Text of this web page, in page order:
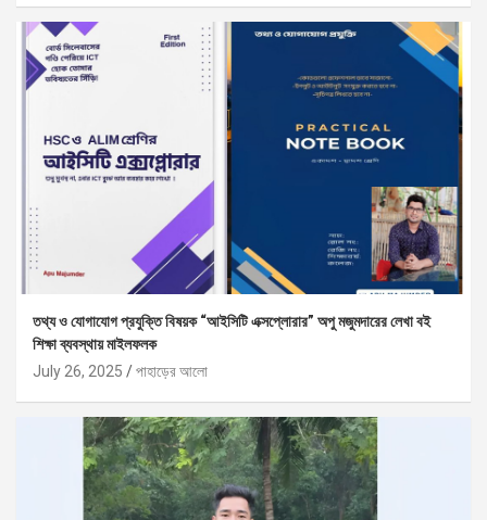
তথ্য ও যোগাযোগ প্রযুক্তি বিষয়ক “আইসিটি এক্সপ্লোরার” অপু মজুমদারের লেখা বই
শিক্ষা ব্যবস্থায় মাইলফলক
July 26, 2025
পাহাড়ের আলো